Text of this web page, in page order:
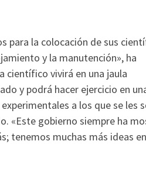
para la colocación de sus
y la manutención», ha
científico vivirá en una jaula
y podrá hacer ejercicio en
a los que se les
«Este gobierno siempre ha
tenemos muchas más ideas